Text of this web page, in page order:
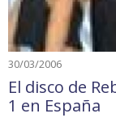
30/03/2006
El disco de
1 en España